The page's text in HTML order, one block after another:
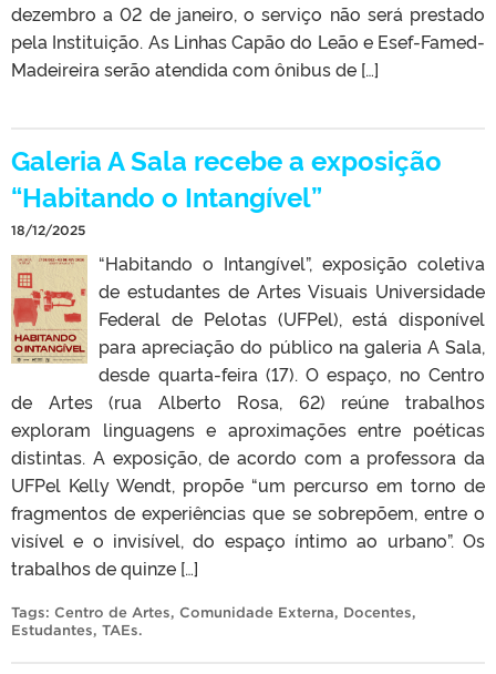
dezembro a 02 de janeiro, o serviço não será prestado
pela Instituição. As Linhas Capão do Leão e Esef-Famed-
Madeireira serão atendida com ônibus de […]
Galeria A Sala recebe a exposição
“Habitando o Intangível”
18/12/2025
“Habitando o Intangível”, exposição coletiva
de estudantes de Artes Visuais Universidade
Federal de Pelotas (UFPel), está disponível
para apreciação do público na galeria A Sala,
desde quarta-feira (17). O espaço, no Centro
de Artes (rua Alberto Rosa, 62) reúne trabalhos
exploram linguagens e aproximações entre poéticas
distintas. A exposição, de acordo com a professora da
UFPel Kelly Wendt, propõe “um percurso em torno de
fragmentos de experiências que se sobrepõem, entre o
visível e o invisível, do espaço íntimo ao urbano”. Os
trabalhos de quinze […]
Tags: Centro de Artes, Comunidade Externa, Docentes,
Estudantes, TAEs.